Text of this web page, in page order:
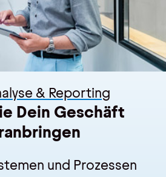
& Reporting
Dein Geschäft
und Prozessen
AGBs